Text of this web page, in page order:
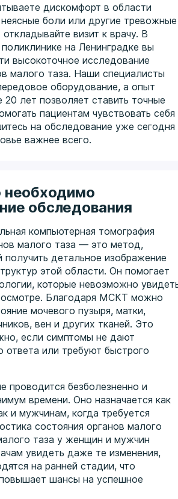
дискомфорт в области
боли или другие тревожные
визит к врачу. В
на Ленинградке вы
высокоточное исследование
малого таза. Наши специалисты
оборудование, а опыт
20 лет позволяет ставить точные
пациентам чувствовать себя
на обследование уже сегодня
важнее всего.
необходимо
обследования
компьютерная томография
малого таза — это метод,
детальное изображение
этой области. Он помогает
которые невозможно
Благодаря МСКТ можно
мочевого пузыря, матки,
вен и других тканей. Это
если симптомы не дают
ответа или требуют быстрого
проводится безболезненно и
времени. Оно назначается как
и мужчинам, когда требуется
состояния органов малого
таза у женщин и мужчин
увидеть даже те изменения,
на ранней стадии, что
шансы на успешное